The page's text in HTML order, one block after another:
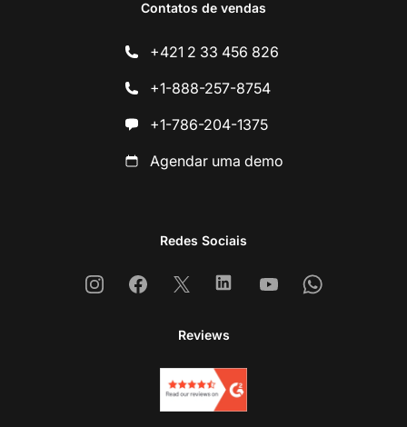
Contatos de vendas
+421 2 33 456 826
+1-888-257-8754
+1-786-204-1375
Agendar uma demo
Redes Sociais
InstagramFacebook
X LinkedinYoutubeWhatsapp
Reviews